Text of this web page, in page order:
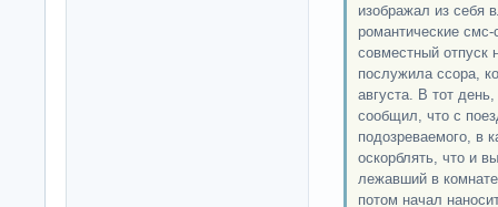
изображал из себя
романтические
совместный отпуск
послужила ссора,
августа. В тот
сообщил, что с
подозреваемого, в
оскорблять, что и
лежавший в
потом начал